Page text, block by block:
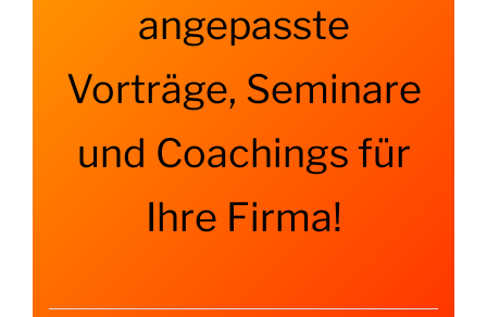
angepasste
Vorträge, Seminare
und Coachings für
Ihre Firma!